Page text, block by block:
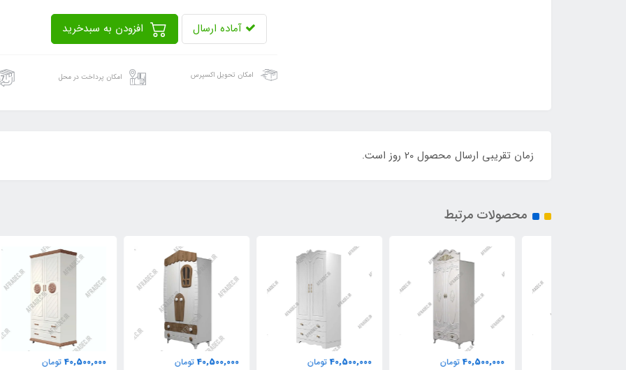
آماده ارسال
امکان تحویل اکسپرس امکان پرداخت در محل
زمان تقریبی ارسال محصول 20 روز است.
محصولات مرتبط
40,500,000 تومان
40,500,000 تومان
40,500,000 تومان
40,500,000 تومان